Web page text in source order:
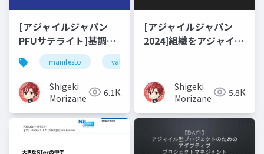
[アジャイルジャパン
PFUサテライト]基調講
演
manifesto value
Shigeki
Morizane
6.1K
[アジャイルジャパン
2024]組織をアジャイル
ョンが必要ないわけが
ない
Shigeki
Morizane
5.8K